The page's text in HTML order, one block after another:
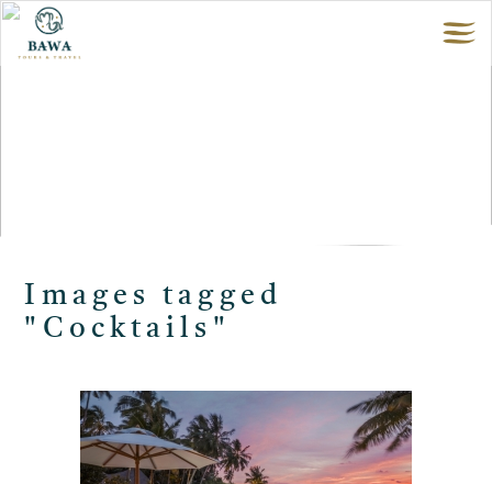
Images tagged
"Cocktails"